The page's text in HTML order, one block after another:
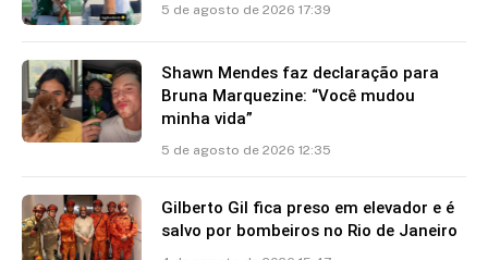
5 de agosto de 2026 17:39
Shawn Mendes faz declaração para
Bruna Marquezine: “Você mudou
minha vida”
5 de agosto de 2026 12:35
Gilberto Gil fica preso em elevador e é
salvo por bombeiros no Rio de Janeiro